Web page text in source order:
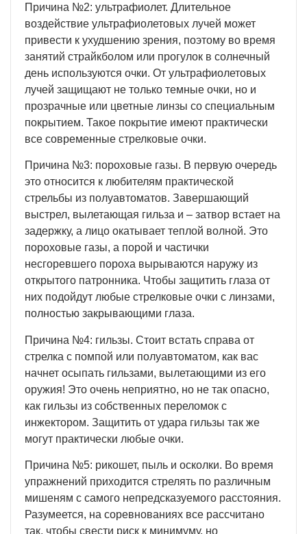
Причина №2: ультрафиолет. Длительное
воздействие ультрафиолетовых лучей может
привести к ухудшению зрения, поэтому во время
занятий страйкболом или прогулок в солнечный
день используются очки. От ультрафиолетовых
лучей защищают не только темные очки, но и
прозрачные или цветные линзы со специальным
покрытием. Такое покрытие имеют практически
все современные стрелковые очки.
Причина №3: пороховые газы. В первую очередь
это относится к любителям практической
стрельбы из полуавтоматов. Завершающий
выстрел, вылетающая гильза и – затвор встает на
задержку, а лицо окатывает теплой волной. Это
пороховые газы, а порой и частички
несгоревшего пороха вырываются наружу из
открытого патронника. Чтобы защитить глаза от
них подойдут любые стрелковые очки с линзами,
полностью закрывающими глаза.
Причина №4: гильзы. Стоит встать справа от
стрелка с помпой или полуавтоматом, как вас
начнет осыпать гильзами, вылетающими из его
оружия! Это очень неприятно, но не так опасно,
как гильзы из собственных переломок с
инжектором. Защитить от удара гильзы так же
могут практически любые очки.
Причина №5: рикошет, пыль и осколки. Во время
упражнений приходится стрелять по различным
мишеням с самого непредсказуемого расстояния.
Разумеется, на соревнованиях все рассчитано
так, чтобы свести риск к минимуму, но